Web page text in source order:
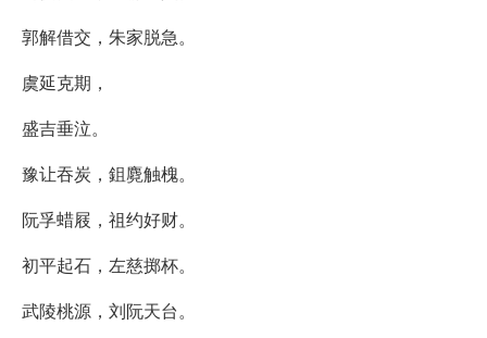
郭解借交，朱家脱急。
虞延克期，
盛吉垂泣。
豫让吞炭，鉏麑触槐。
阮孚蜡屐，祖约好财。
初平起石，左慈掷杯。
武陵桃源，刘阮天台。